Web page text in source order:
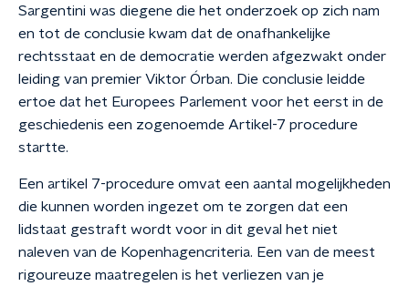
Sargentini was diegene die het onderzoek op zich nam
en tot de conclusie kwam dat de onafhankelijke
rechtsstaat en de democratie werden afgezwakt onder
leiding van premier Viktor Órban. Die conclusie leidde
ertoe dat het Europees Parlement voor het eerst in de
geschiedenis een zogenoemde Artikel-7 procedure
startte.
Een artikel 7-procedure omvat een aantal mogelijkheden
die kunnen worden ingezet om te zorgen dat een
lidstaat gestraft wordt voor in dit geval het niet
naleven van de Kopenhagencriteria. Een van de meest
rigoureuze maatregelen is het verliezen van je